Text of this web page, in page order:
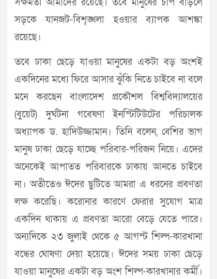
সক্ষমতা আমাদের রয়েছে। তবে মানুষের চাপ বাড়লে
সড়কে যানজট-বিশৃঙ্খলা হওয়ার ব্যাপক আশঙ্কা
রয়েছে।
তবে ঢাকা ছেড়ে যাওয়া মানুষের একটা বড় অংশই
একদিনের মধ্যে ফিরে আসার ঝুঁকি নিতে চাইবে না বলে
মনে করছেন বাংলাদেশ প্রকৌশল বিশ্ববিদ্যালয়ের
(বুয়েট) দুর্ঘটনা গবেষণা ইনস্টিটিউটের পরিচালক
অধ্যাপক ড. হাদিউজ্জামান। তিনি বলেন, বেশির ভাগ
মানুষ ঢাকা ছেড়ে যাচ্ছে পরিবার-পরিজন নিয়ে। এদের
অনেকেই আপাতত পরিবারকে ঢাকায় আনতে চাইবে
না। অতীতেও ঈদের ছুটিতে আমরা এ ধরনের প্রবণতা
লক্ষ করেছি। করোনার কারণে ফেরার সুযোগ মাত্র
একদিন থাকায় এ প্রবণতা আরো বেড়ে যেতে পারে।
অন্যদিকে ২৩ জুলাই থেকে ৫ আগস্ট শিল্প-কারখানা
বন্ধের ঘোষণা দেয়া হয়েছে। ঈদের সময় ঢাকা ছেড়ে
যাওয়া মানুষের একটা বড় অংশ শিল্প-কারখানার কর্মী।